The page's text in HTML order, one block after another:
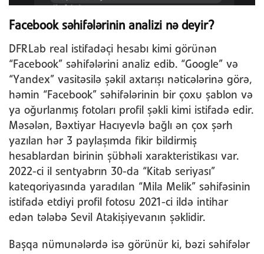
Facebook səhifələrinin analizi nə deyir?
DFRLab real istifadəçi hesabı kimi görünən
“Facebook” səhifələrini analiz edib. “Google” və
“Yandex” vasitəsilə şəkil axtarışı nəticələrinə görə,
həmin “Facebook” səhifələrinin bir çoxu şablon və
ya oğurlanmış fotoları profil şəkli kimi istifadə edir.
Məsələn, Bəxtiyar Hacıyevlə bağlı ən çox şərh
yazılan hər 3 paylaşımda fikir bildirmiş
hesablardan birinin şübhəli xarakteristikası var.
2022-ci il sentyabrın 30-da “Kitab seriyası”
kateqoriyasında yaradılan “Mila Melik” səhifəsinin
istifadə etdiyi profil fotosu 2021-ci ildə intihar
edən tələbə Sevil Atakişiyevanın şəklidir.
Başqa nümunələrdə isə görünür ki, bəzi səhifələr